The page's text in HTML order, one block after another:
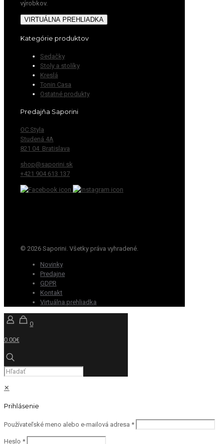
výrobkov.
VIRTUÁLNA PREHLIADKA
Kategórie produktov
Sedačky
Stoly a stolíky
Kreslá
Tonin Casa
Ostatné produkty
Predajňa Saporini
OC Styla
Studená 4A
821 04 Bratislava
shop@saporini.sk
+421 904 613 137
© 2026 Saporini. Všetky práva vyhradené.
Novinky
Predajne
GDPR
Kontakt
Virtuálna prehliadka
0
0.00€
✕
Prihlásenie
Používateľské meno alebo e-mailová adresa *
Heslo *